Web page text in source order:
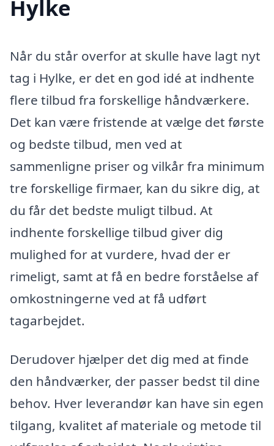
Hylke
Når du står overfor at skulle have lagt nyt
tag i Hylke, er det en god idé at indhente
flere tilbud fra forskellige håndværkere.
Det kan være fristende at vælge det første
og bedste tilbud, men ved at
sammenligne priser og vilkår fra minimum
tre forskellige firmaer, kan du sikre dig, at
du får det bedste muligt tilbud. At
indhente forskellige tilbud giver dig
mulighed for at vurdere, hvad der er
rimeligt, samt at få en bedre forståelse af
omkostningerne ved at få udført
tagarbejdet.
Derudover hjælper det dig med at finde
den håndværker, der passer bedst til dine
behov. Hver leverandør kan have sin egen
tilgang, kvalitet af materiale og metode til